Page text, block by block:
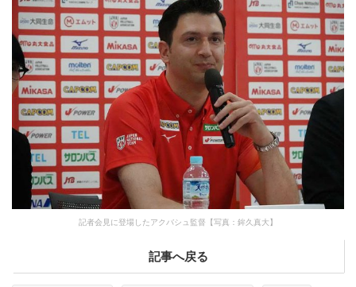
記者会見に登場したアクバシュ監督【写真：鉾久真大】
記事へ戻る